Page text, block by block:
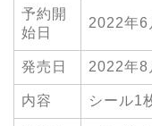
予約開
始日
2022年6
発売日 2022年8
内容 シール1